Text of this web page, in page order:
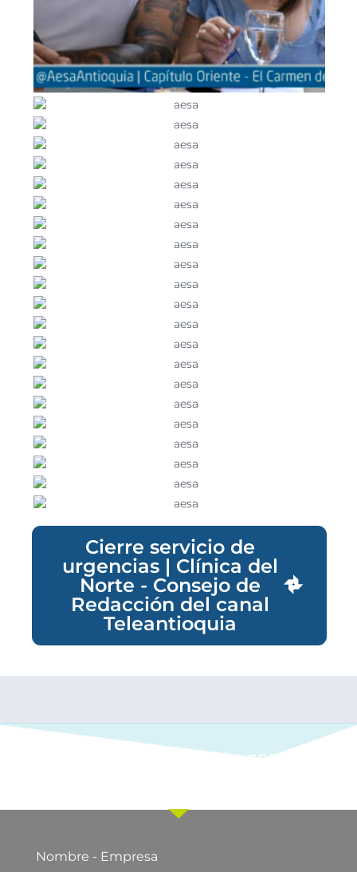
Cierre servicio de
urgencias | Clínica del
Norte - Consejo de
Redacción del canal
Teleantioquia
Ponte en contacto con
Nombre - Empresa